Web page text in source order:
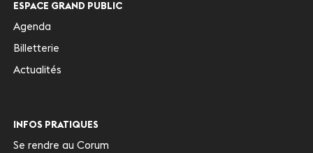
ESPACE GRAND PUBLIC
Agenda
Billetterie
Actualités
INFOS PRATIQUES
Se rendre au Corum